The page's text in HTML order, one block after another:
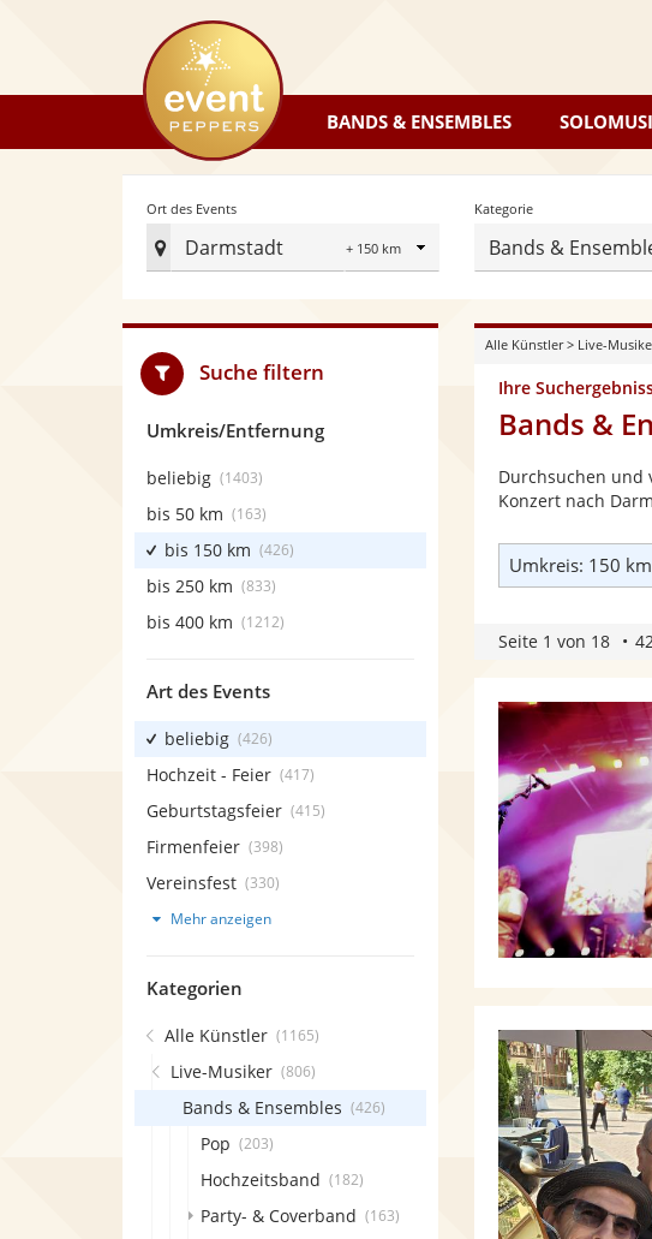
eventpeppers
BANDS & ENSEMBLES
Ort des Events
Darmstadt
Radius
Ort
Events
festlegen
Kategorie
Bands &
Alle Künstler> Live-
Ihre
Bands &
Durchsuchen und
Konzert nach
Umkreis: 150 km
Seite 1 von 18
Suche filtern
Umkreis/Entfernung
beliebig (1403)
bis 50 km (163)
bis 150 km (426)
bis 250 km (833)
bis 400 km (1212)
Art des Events
beliebig (426)
Hochzeit - Feier (417)
Geburtstagsfeier (415)
Firmenfeier (398)
Vereinsfest (330)
Mehr anzeigen
Kategorien
Alle Künstler (1165)
Live-Musiker (806)
Bands & Ensembles (426)
Pop (203)
Hochzeitsband (182)
Party- & Coverband (163)